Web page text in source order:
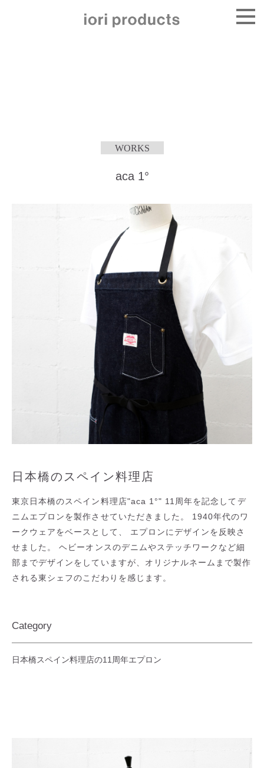
WORKS
aca 1°
Category
日本橋スペイン料理店の11周年エプロン
日本橋のスペイン料理店
東京日本橋のスペイン料理店"aca 1°" 11周年を記念してデ
ニムエプロンを製作させていただきました。 1940年代のワ
ークウェアをベースとして、 エプロンにデザインを反映さ
せました。 ヘビーオンスのデニムやステッチワークなど細
部までデザインをしていますが、オリジナルネームまで製作
される東シェフのこだわりを感じます。